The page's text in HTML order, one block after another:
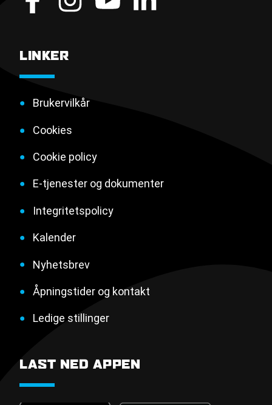
LINKER
Brukervilkår
Cookies
Cookie policy
E-tjenester og dokumenter
Integritetspolicy
Kalender
Nyhetsbrev
Åpningstider og kontakt
Ledige stillinger
LAST NED APPEN